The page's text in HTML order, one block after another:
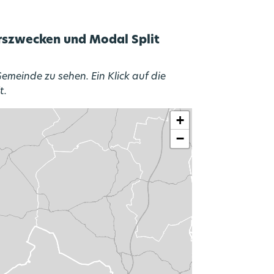
und Modal Split
zu sehen. Ein Klick auf die
+
−